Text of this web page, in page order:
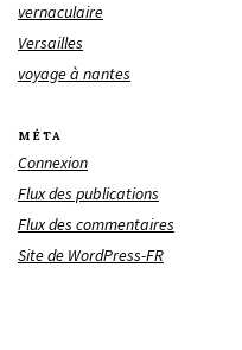
vernaculaire
Versailles
voyage à nantes
MÉTA
Connexion
Flux des publications
Flux des commentaires
Site de WordPress-FR